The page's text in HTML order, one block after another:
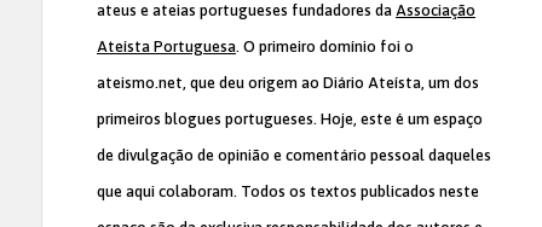
ateus e ateias portugueses fundadores da Associação
Ateísta Portuguesa. O primeiro domínio foi o
ateismo.net, que deu origem ao Diário Ateísta, um dos
primeiros blogues portugueses. Hoje, este é um espaço
de divulgação de opinião e comentário pessoal daqueles
que aqui colaboram. Todos os textos publicados neste